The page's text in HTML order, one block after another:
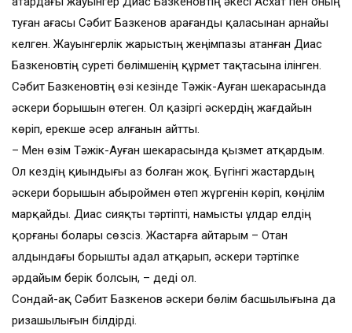
туған ағасы Сәбит Базкенов Қарағанды қаласынан арнайы
келген. Жауынгерлік жарыстың жеңімпазы атанған Диас
Базкеновтің суреті бөлімшенің құрмет тақтасына ілінген.
Сәбит Базкеновтің өзі кезінде Тәжік-Ауған шекарасында
әскери борышын өтеген. Ол қазіргі әскердің жағдайын
көріп, ерекше әсер алғанын айтты.
– Мен өзім Тәжік-Ауған шекарасында қызмет атқардым.
Ол кездің қиындығы аз болған жоқ. Бүгінгі жастардың
әскери борышын абыроймен өтеп жүргенін көріп, көңілім
марқайды. Диас сияқты тәртіпті, намысты ұлдар елдің
қорғаны болары сөзсіз. Жастарға айтарым – Отан
алдындағы борышты адал атқарып, әскери тәртіпке
әрдайым берік болсын, – деді ол.
Сондай-ақ Сәбит Базкенов әскери бөлім басшылығына да
ризашылығын білдірді.